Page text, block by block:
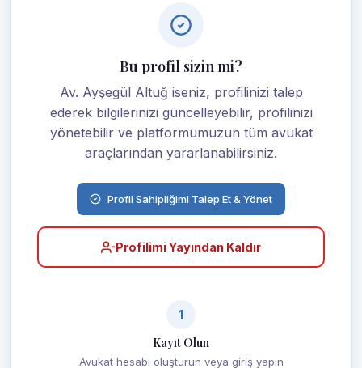
Bu profil sizin mi?
Av. Ayşegül Altuğ iseniz, profilinizi talep
ederek bilgilerinizi güncelleyebilir, profilinizi
yönetebilir ve platformumuzun tüm avukat
araçlarından yararlanabilirsiniz.
Profil Sahipliğimi Talep Et & Yönet
Profilimi Yayından Kaldır
1
Kayıt Olun
Avukat hesabı oluşturun veya giriş yapın